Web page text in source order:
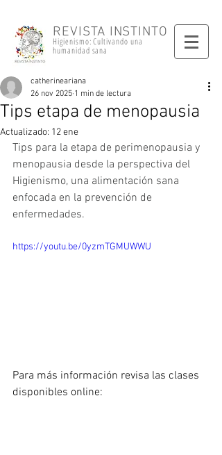
REVISTA INSTINTO
Higienismo: Cultivando una
humanidad sana
Tips etapa de menopausia
catherineariana
26 nov 2025 1 min de lectura
Actualizado: 12 ene
Tips para la etapa de perimenopausia y
menopausia desde la perspectiva del
Higienismo, una alimentación sana
enfocada en la prevención de
enfermedades.
https://youtu.be/0yzmTGMUWWU
Para más información revisa las clases
disponibles online: